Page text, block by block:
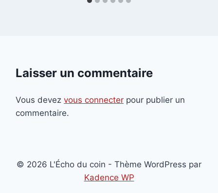
Laisser un commentaire
Vous devez vous connecter pour publier un
commentaire.
© 2026 L'Écho du coin - Thème WordPress par
Kadence WP